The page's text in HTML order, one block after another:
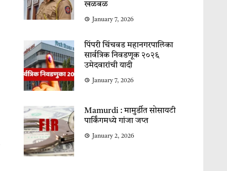
खळबळ
January 7, 2026
पिंपरी चिंचवड महानगरपालिका
सार्वत्रिक निवडणूक २०२६
उमेदवारांची यादी
January 7, 2026
Mamurdi : मामुर्डीत सोसायटी
पार्किंगमध्ये गांजा जप्त
January 2, 2026